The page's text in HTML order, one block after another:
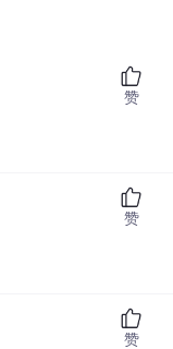
赞
赞
赞